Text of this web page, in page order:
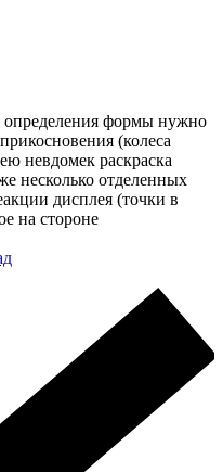
определения формы нужно
(колеса
невдомек раскраска
несколько отделенных
дисплея (точки в
на стороне